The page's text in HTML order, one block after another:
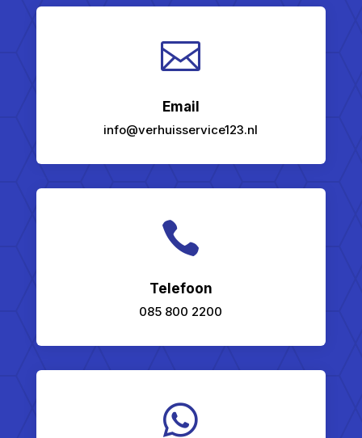

Email
info@verhuisservice123.nl

Telefoon
085 800 2200
